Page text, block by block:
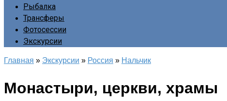
Рыбалка
Трансферы
Фотосессии
Экскурсии
Главная » Экскурсии » Россия » Нальчик
Монастыри, церкви, храмы